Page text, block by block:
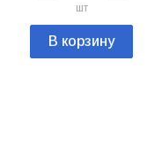
шт
В корзину